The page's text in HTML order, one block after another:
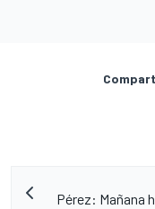
Pérez: Mañana